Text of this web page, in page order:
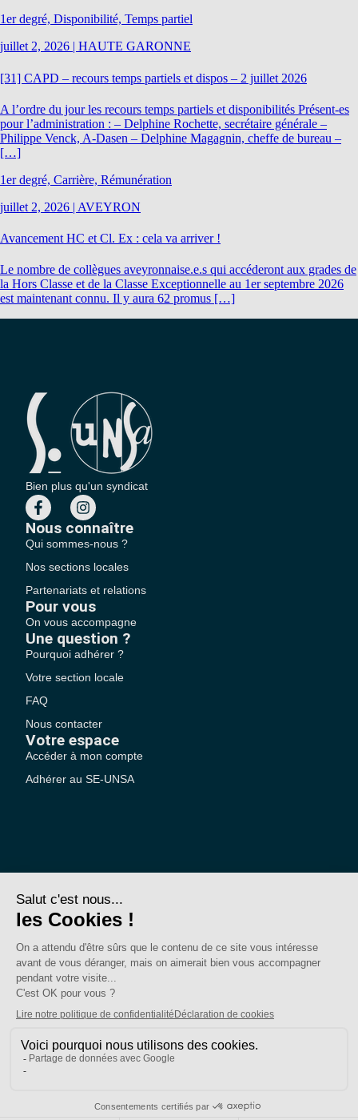
1er degré, Disponibilité, Temps partiel
juillet 2, 2026 | HAUTE GARONNE
[31] CAPD – recours temps partiels et dispos – 2 juillet 2026
A l’ordre du jour les recours temps partiels et disponibilités Présent-es
pour l’administration : – Delphine Rochette, secrétaire générale –
Philippe Venck, A-Dasen – Delphine Magagnin, cheffe de bureau –
[…]
1er degré, Carrière, Rémunération
juillet 2, 2026 | AVEYRON
Avancement HC et Cl. Ex : cela va arriver !
Le nombre de collègues aveyronnaise.e.s qui accéderont aux grades de
la Hors Classe et de la Classe Exceptionnelle au 1er septembre 2026
est maintenant connu. Il y aura 62 promus […]
Bien plus qu'un syndicat
Nous connaître
Qui sommes-nous ?
Nos sections locales
Partenariats et relations
Pour vous
On vous accompagne
Une question ?
Pourquoi adhérer ?
Votre section locale
FAQ
Nous contacter
Votre espace
Accéder à mon compte
Adhérer au SE-UNSA
SE-Unsa est un syndicat de l’UNSA
Politique de confidentialité